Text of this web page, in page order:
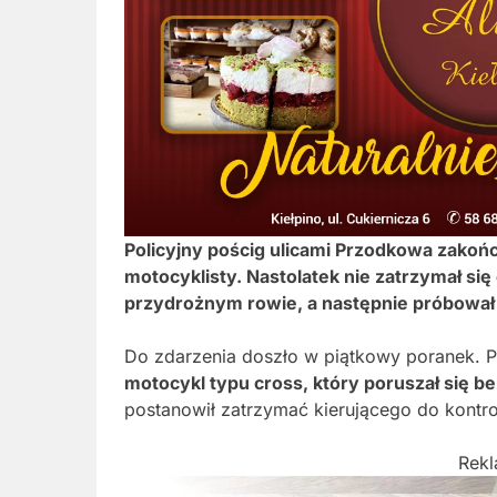
Policyjny pościg ulicami Przodkowa
motocyklisty. Nastolatek nie zatrzymał
przydrożnym rowie, a następnie
Do zdarzenia doszło w piątkowy poranek.
motocykl typu cross, który poruszał się
postanowił zatrzymać kierującego do